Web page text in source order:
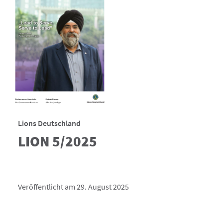
Lions Deutschland
LION 5/2025
Veröffentlicht am 29. August 2025